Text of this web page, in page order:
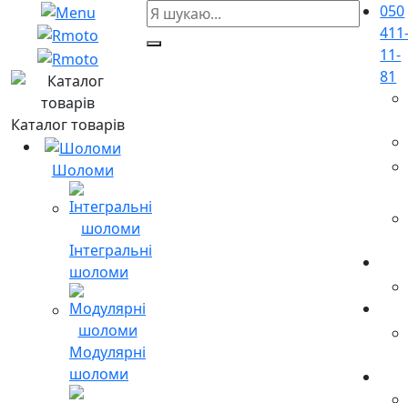
Каталог товарів
Шоломи
Інтегральні
шоломи
Модулярні
шоломи
050
11-
81